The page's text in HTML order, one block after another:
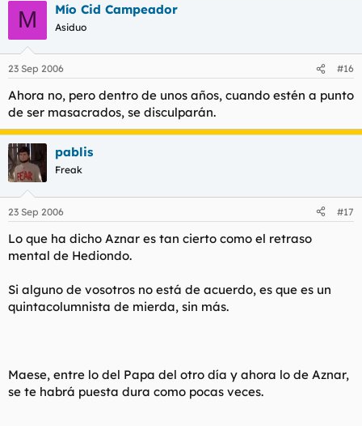
M Mío Cid Campeador
Asiduo
23 Sep 2006 #16
Ahora no, pero dentro de unos años, cuando estén a punto
de ser masacrados, se disculparán.
pablis
Freak
23 Sep 2006 #17
Lo que ha dicho Aznar es tan cierto como el retraso
mental de Hediondo.
Si alguno de vosotros no está de acuerdo, es que es un
quintacolumnista de mierda, sin más.
Maese, entre lo del Papa del otro día y ahora lo de Aznar,
se te habrá puesta dura como pocas veces.